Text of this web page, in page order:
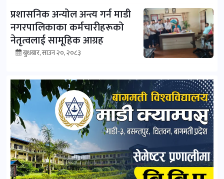
प्रशासनिक अन्योल अन्त्य गर्न माडी
नगरपालिकाका कर्मचारीहरूको
नेतृत्वलाई सामूहिक आग्रह
बुधबार, साउन २०, २०८३